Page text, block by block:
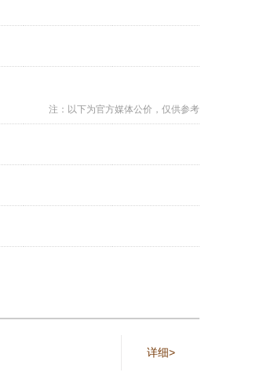
注：以下为官方媒体公价，仅供参考
详细>